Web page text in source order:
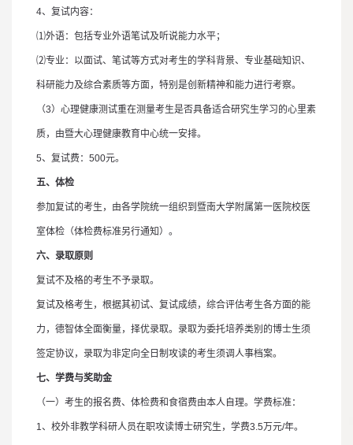
4、复试内容：
⑴外语：包括专业外语笔试及听说能力水平；
⑵专业：以面试、笔试等方式对考生的学科背景、专业基础知识、
科研能力及综合素质等方面，特别是创新精神和能力进行考察。
（3）心理健康测试重在测量考生是否具备适合研究生学习的心里素
质，由暨大心理健康教育中心统一安排。
5、复试费：500元。
五、体检
参加复试的考生，由各学院统一组织到暨南大学附属第一医院校医
室体检（体检费标准另行通知）。
六、录取原则
复试不及格的考生不予录取。
复试及格考生，根据其初试、复试成绩，综合评估考生各方面的能
力，德智体全面衡量，择优录取。录取为委托培养类别的博士生须
签定协议，录取为非定向全日制攻读的考生须调人事档案。
七、学费与奖助金
（一）考生的报名费、体检费和食宿费由本人自理。学费标准：
1、校外非教学科研人员在职攻读博士研究生，学费3.5万元/年。